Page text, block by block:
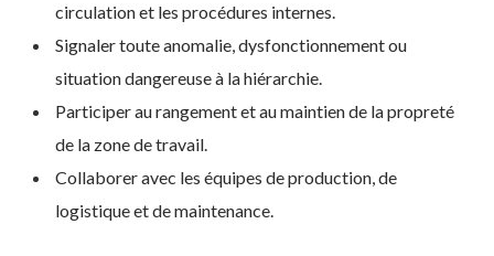
circulation et les procédures internes.
Signaler toute anomalie, dysfonctionnement ou
situation dangereuse à la hiérarchie.
Participer au rangement et au maintien de la propreté
de la zone de travail.
Collaborer avec les équipes de production, de
logistique et de maintenance.